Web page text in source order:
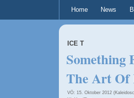
Home News
ICE T
Something
The Art Of
VÖ: 15. Oktober 2012